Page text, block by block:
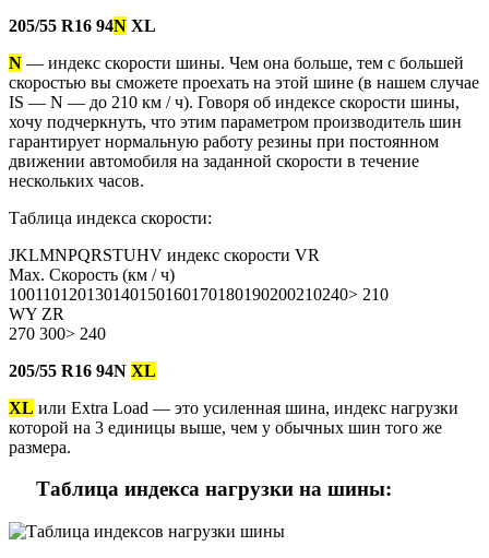
205/55 R16 94N XL
N — индекс скорости шины. Чем она больше, тем с большей
скоростью вы сможете проехать на этой шине (в нашем случае
IS — N — до 210 км / ч). Говоря об индексе скорости шины,
хочу подчеркнуть, что этим параметром производитель шин
гарантирует нормальную работу резины при постоянном
движении автомобиля на заданной скорости в течение
нескольких часов.
Таблица индекса скорости:
JKLMNPQRSTUHV индекс скорости VR
Мах. Скорость (км / ч)
100110120130140150160170180190200210240> 210
WY ZR
270 300> 240
205/55 R16 94N XL
XL или Extra Load — это усиленная шина, индекс нагрузки
которой на 3 единицы выше, чем у обычных шин того же
размера.
Таблица индекса нагрузки на шины: